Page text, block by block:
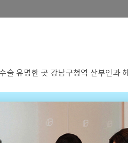
술 유명한 곳 강남구청역 산부인과